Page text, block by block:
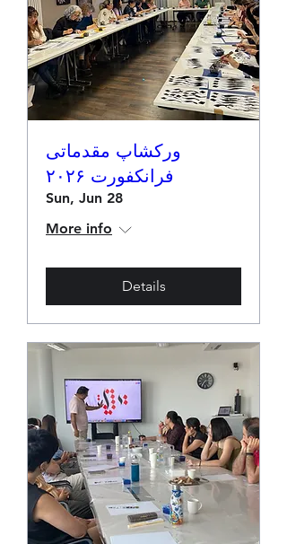
ورکشاپ مقدماتی
فرانکفورت ۲۰۲۶
Sun, Jun 28
More info
Details